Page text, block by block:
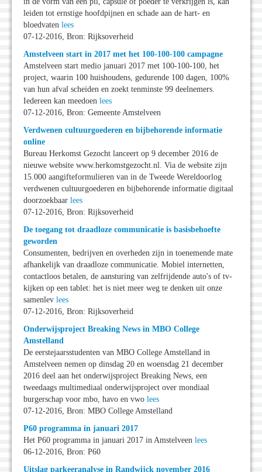
leiden tot ernstige hoofdpijnen en schade aan de hart- en
bloedvaten lees
07-12-2016, Bron: Rijksoverheid
Amstelveen start in 2017 met het 100-100-100 campagne
Amstelveen start medio januari 2017 met 100-100-100, het
project, waarin 100 huishoudens, gedurende 100 dagen, 100%
van hun afval scheiden en zoekt tenminste 99 deelnemers.
Iedereen kan meedoen lees
07-12-2016, Bron: Gemeente Amstelveen
Verdwenen cultuurgoederen en bijbehorende informatie
online
Bureau Herkomst Gezocht lanceert op 9 december 2016 de
nieuwe website www.herkomstgezocht.nl. Via de website zijn
15.000 aangifteformulieren van in de Tweede Wereldoorlog
verdwenen cultuurgoederen en bijbehorende informatie digitaal
doorzoekbaar lees
07-12-2016, Bron: Rijksoverheid
De toegang tot draadloze communicatie is basisbehoefte
geworden
Consumenten, bedrijven en overheden zijn in toenemende mate
afhankelijk van draadloze communicatie. Mobiel internetten,
contactloos betalen, de aansturing van zelfrijdende auto's of tv-
kijken op een tablet: het is niet meer weg te denken uit onze
samenlev lees
07-12-2016, Bron: Rijksoverheid
Onderwijsproject Breaking News in MBO College
Amstelland
De eerstejaarsstudenten van MBO College Amstelland in
Amstelveen nemen op dinsdag 20 en woensdag 21 december
2016 deel aan het onderwijsproject Breaking News, een
tweedaags multimediaal onderwijsproject over mondiaal
burgerschap voor mbo, havo en vwo lees
07-12-2016, Bron: MBO College Amstelland
P60 programma in januari 2017
Het P60 programma in januari 2017 in Amstelveen lees
06-12-2016, Bron: P60
Uitslag parkeeranalyse in Randwijck november 2016